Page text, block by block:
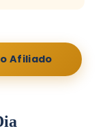
Afiliado